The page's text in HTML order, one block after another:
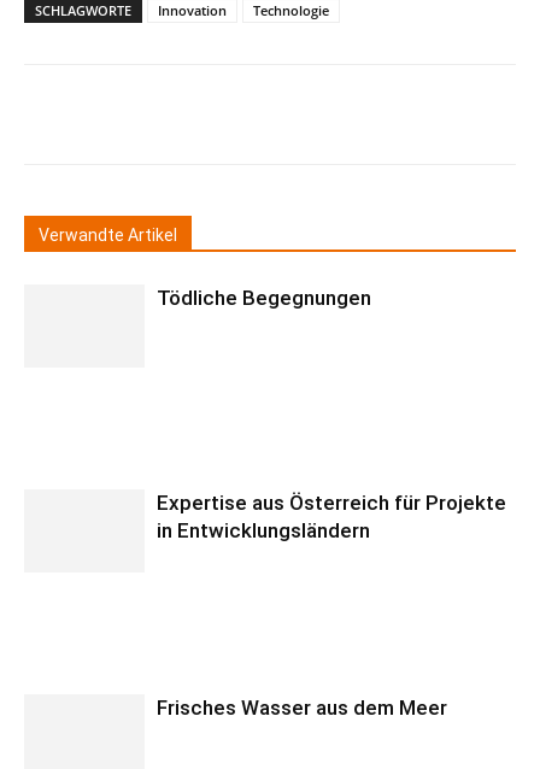
SCHLAGWORTE Innovation Technologie
Verwandte Artikel
Tödliche Begegnungen
Expertise aus Österreich für Projekte
in Entwicklungsländern
Frisches Wasser aus dem Meer